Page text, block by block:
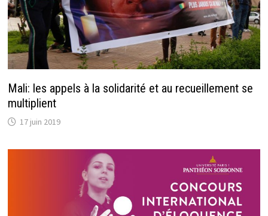
Mali: les appels à la solidarité et au recueillement se
multiplient
17 juin 2019